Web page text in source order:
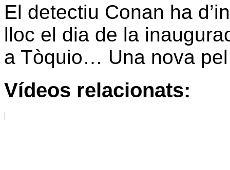
El detectiu Conan ha
lloc el dia de la
a Tòquio… Una nova
Vídeos relacionats: